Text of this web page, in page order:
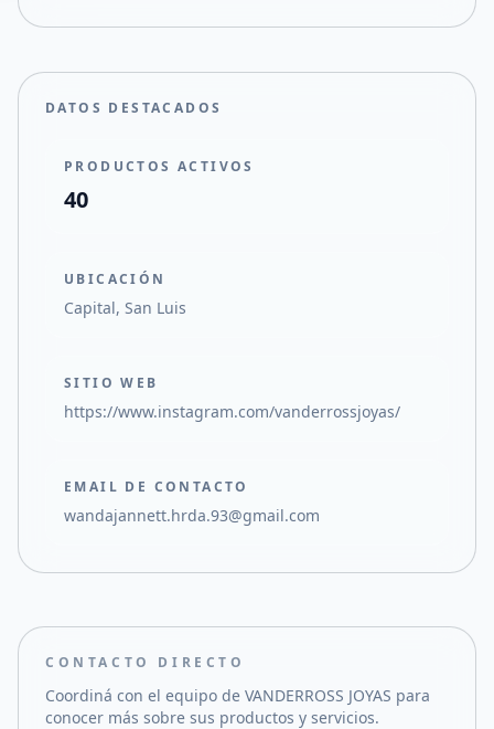
DATOS DESTACADOS
PRODUCTOS ACTIVOS
40
UBICACIÓN
Capital, San Luis
SITIO WEB
https://www.instagram.com/vanderrossjoyas/
EMAIL DE CONTACTO
wandajannett.hrda.93@gmail.com
CONTACTO DIRECTO
Coordiná con el equipo de VANDERROSS JOYAS para
conocer más sobre sus productos y servicios.